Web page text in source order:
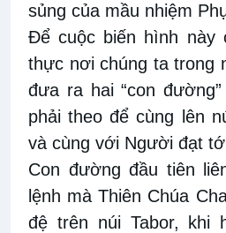
sủng của mầu nhiệm
Để cuộc biến hình này
thực nơi chúng ta trong
đưa ra hai “con đường”
phải theo để cùng lên
và cùng với Người đạt
Con đường đầu tiên
lệnh mà Thiên Chúa
đệ trên núi Tabor, khi